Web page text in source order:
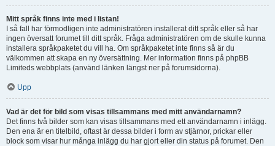
Mitt språk finns inte med i listan!
I så fall har förmodligen inte administratören installerat ditt språk eller så har
ingen översatt forumet till ditt språk. Fråga administratören om de skulle kunna
installera språkpaketet du vill ha. Om språkpaketet inte finns så är du
välkommen att skapa en ny översättning. Mer information finns på phpBB
Limiteds webbplats (använd länken längst ner på forumsidorna).
Upp
Vad är det för bild som visas tillsammans med mitt användarnamn?
Det finns två bilder som kan visas tillsammans med ett användarnamn i inlägg.
Den ena är en titelbild, oftast är dessa bilder i form av stjärnor, prickar eller
block som visar hur många inlägg du har gjort eller din status på forumet. Den